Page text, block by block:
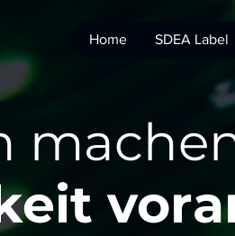
Home SDEA Label